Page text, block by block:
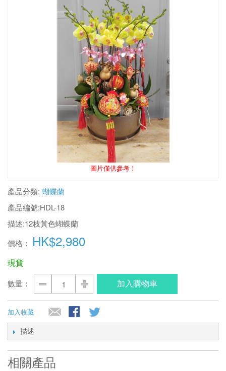
圖片僅供參考！
產品分類: 蝴蝶蘭
產品編號:HDL-18
描述:12枝黃色蝴蝶蘭
價格： HK$2,980
現貨
數量： 加入購物車
加入收藏
描述
相關產品